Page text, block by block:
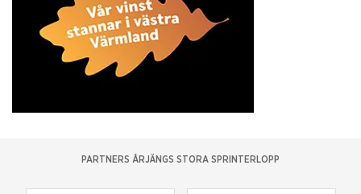
PARTNERS ÅRJÄNGS STORA SPRINTERLOPP